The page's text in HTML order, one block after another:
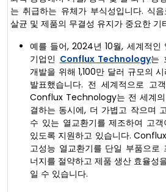
는 취급하는 유체가 부식성입니다. 식
살균 및 제품의 무결성 유지가 중요한 기
예를 들어, 2024년 10월, 세계적
기업인 Conflux Technology는
개발을 위해 1,100만 달러 규모의
발표했습니다. 전 세계적으로 고
Conflux Technology는 전 세계의
결하는 동시에, 더 가볍고 작으며
수 있는 열교환기를 제조하여 고
있도록 지원하고 있습니다.
고성능 열교환기를 단일 부품으로
너지를 절약하고 제품 생산 효율성
일 수 있습니다.